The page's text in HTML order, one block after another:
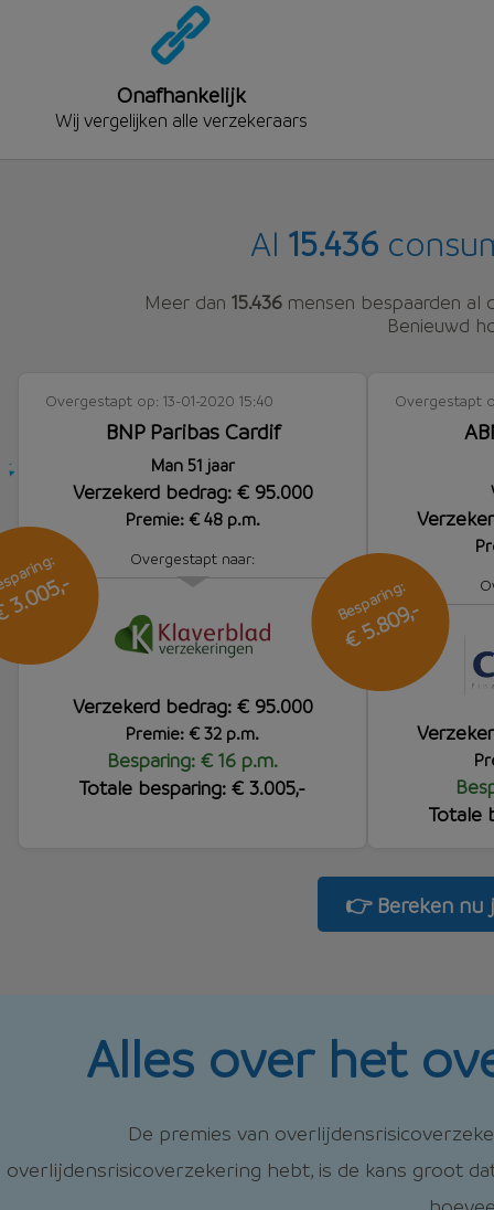
Onafhankelijk
Wij vergelijken alle verzekeraars
Al 15.436
Meer dan 15.436 mensen bespaarden al
Benieuwd
Overgestapt op: 13-01-2020 15:40
BNP Paribas Cardif
Man 51 jaar
Verzekerd bedrag: € 95.000
Premie: € 48 p.m.
Overgestapt naar:
Verzekerd bedrag: € 95.000
Premie: € 32 p.m.
Besparing: € 16 p.m.
Totale besparing: € 3.005,-
Overgestapt
Besparing:
€ 5.809,-
Totale
👉 Bereken nu
Alles over het
De premies van
overlijdensrisicoverzekering hebt, is de kans groot